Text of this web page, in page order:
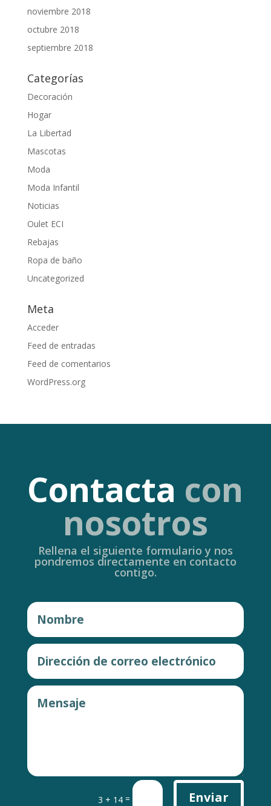
noviembre 2018
octubre 2018
septiembre 2018
Categorías
Decoración
Hogar
La Libertad
Mascotas
Moda
Moda Infantil
Noticias
Oulet ECI
Rebajas
Ropa de baño
Uncategorized
Meta
Acceder
Feed de entradas
Feed de comentarios
WordPress.org
Contacta con
nosotros
Rellena el siguiente formulario y nos
pondremos directamente en contacto
contigo.
3 + 14 = Enviar